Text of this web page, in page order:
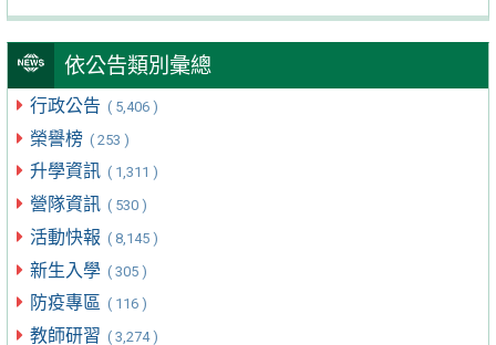
依公告類別彙總
行政公告 ( 5,406 )
榮譽榜 ( 253 )
升學資訊 ( 1,311 )
營隊資訊 ( 530 )
活動快報 ( 8,145 )
新生入學 ( 305 )
防疫專區 ( 116 )
教師研習 ( 3,274 )